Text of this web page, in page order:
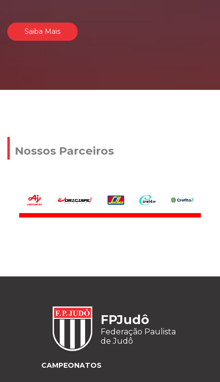
Saiba Mais
Nossos Parceiros
FPJudô
Federação Paulista
de Judô
CAMPEONATOS